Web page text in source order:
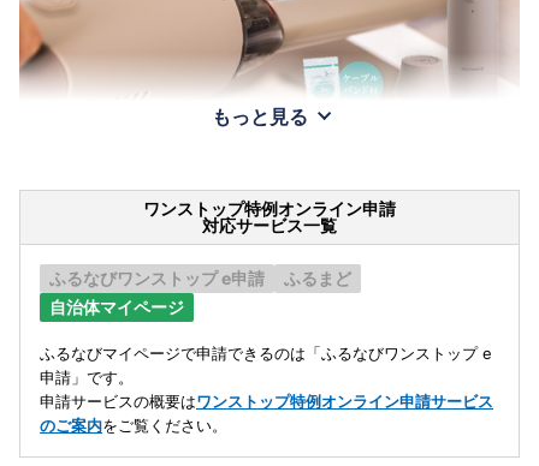
もっと見る
ワンストップ特例オンライン申請
対応サービス一覧
ふるなびワンストップ e申請
ふるまど
自治体マイページ
ふるなびマイページで申請できるのは「ふるなびワンストップ e
申請」です。
申請サービスの概要はワンストップ特例オンライン申請サービス
のご案内をご覧ください。